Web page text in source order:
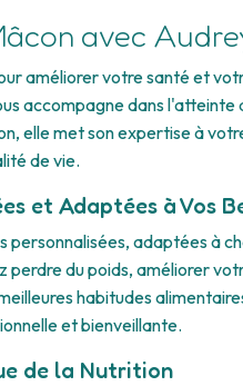
avec
améliorer votre santé et
accompagne dans
elle met son expertise à
de vie.
et Adaptées à Vos
adaptées à
perdre du poids, améliorer
habitudes
et bienveillante.
de la Nutrition